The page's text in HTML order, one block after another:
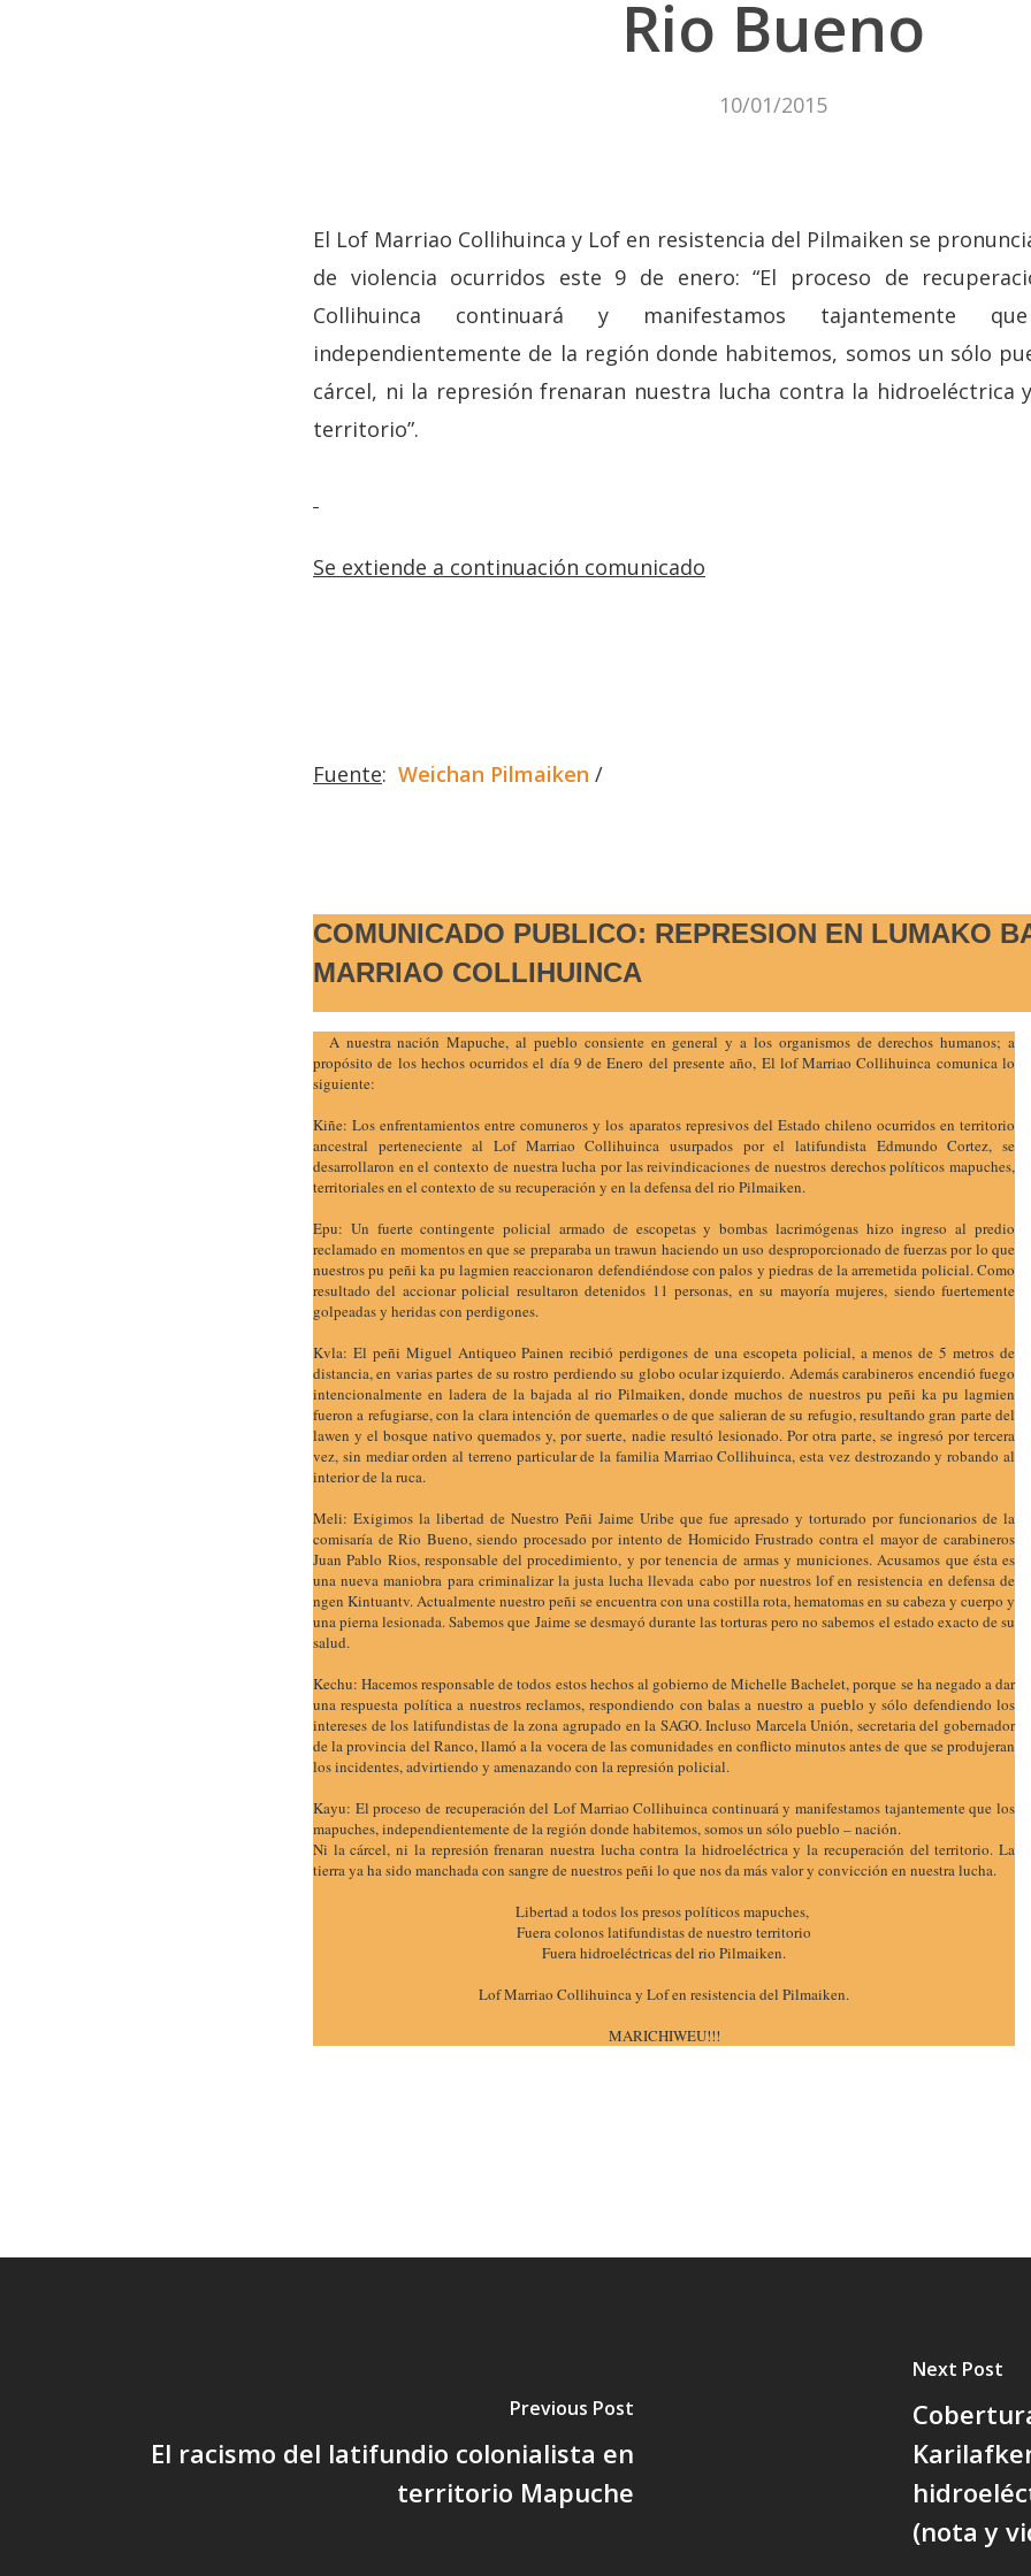
Hit enter to search or ESC to close
Rio Bueno
10/01/2015
El Lof Marriao Collihuinca y Lof en resistencia del Pilmaiken se
de violencia ocurridos este 9 de enero: “El proceso de
Collihuinca continuará y manifestamos tajantemente
independientemente de la región donde habitemos, somos un sólo
cárcel, ni la represión frenaran nuestra lucha contra la hidroeléctrica
territorio”.
Se extiende a continuación comunicado
Fuente: Weichan Pilmaiken /
COMUNICADO PUBLICO: REPRESION EN LUMAKO
MARRIAO COLLIHUINCA
A nuestra nación Mapuche, al pueblo consiente en general y a los organismos de derechos humanos; a
propósito de los hechos ocurridos el día 9 de Enero del presente año, El lof Marriao Collihuinca comunica lo
siguiente:
Kiñe: Los enfrentamientos entre comuneros y los aparatos represivos del Estado chileno ocurridos en territorio
ancestral perteneciente al Lof Marriao Collihuinca usurpados por el latifundista Edmundo Cortez, se
desarrollaron en el contexto de nuestra lucha por las reivindicaciones de nuestros derechos políticos mapuches,
territoriales en el contexto de su recuperación y en la defensa del rio Pilmaiken.
Epu: Un fuerte contingente policial armado de escopetas y bombas lacrimógenas hizo ingreso al predio
reclamado en momentos en que se preparaba un trawun haciendo un uso desproporcionado de fuerzas por lo que
nuestros pu peñi ka pu lagmien reaccionaron defendiéndose con palos y piedras de la arremetida policial. Como
resultado del accionar policial resultaron detenidos 11 personas, en su mayoría mujeres, siendo fuertemente
golpeadas y heridas con perdigones.
Kvla: El peñi Miguel Antiqueo Painen recibió perdigones de una escopeta policial, a menos de 5 metros de
distancia, en varias partes de su rostro perdiendo su globo ocular izquierdo. Además carabineros encendió fuego
intencionalmente en ladera de la bajada al rio Pilmaiken, donde muchos de nuestros pu peñi ka pu lagmien
fueron a refugiarse, con la clara intención de quemarles o de que salieran de su refugio, resultando gran parte del
lawen y el bosque nativo quemados y, por suerte, nadie resultó lesionado. Por otra parte, se ingresó por tercera
vez, sin mediar orden al terreno particular de la familia Marriao Collihuinca, esta vez destrozando y robando al
interior de la ruca.
Meli: Exigimos la libertad de Nuestro Peñi Jaime Uribe que fue apresado y torturado por funcionarios de la
comisaría de Rio Bueno, siendo procesado por intento de Homicido Frustrado contra el mayor de carabineros
Juan Pablo Rios, responsable del procedimiento, y por tenencia de armas y municiones. Acusamos que ésta es
una nueva maniobra para criminalizar la justa lucha llevada cabo por nuestros lof en resistencia en defensa de
ngen Kintuantv. Actualmente nuestro peñi se encuentra con una costilla rota, hematomas en su cabeza y cuerpo y
una pierna lesionada. Sabemos que Jaime se desmayó durante las torturas pero no sabemos el estado exacto de su
salud.
Kechu: Hacemos responsable de todos estos hechos al gobierno de Michelle Bachelet, porque se ha negado a dar
una respuesta política a nuestros reclamos, respondiendo con balas a nuestro a pueblo y sólo defendiendo los
intereses de los latifundistas de la zona agrupado en la SAGO. Incluso Marcela Unión, secretaria del gobernador
de la provincia del Ranco, llamó a la vocera de las comunidades en conflicto minutos antes de que se produjeran
los incidentes, advirtiendo y amenazando con la represión policial.
Kayu: El proceso de recuperación del Lof Marriao Collihuinca continuará y manifestamos tajantemente que los
mapuches, independientemente de la región donde habitemos, somos un sólo pueblo – nación.
Ni la cárcel, ni la represión frenaran nuestra lucha contra la hidroeléctrica y la recuperación del territorio. La
tierra ya ha sido manchada con sangre de nuestros peñi lo que nos da más valor y convicción en nuestra lucha.
Libertad a todos los presos políticos mapuches,
Fuera colonos latifundistas de nuestro territorio
Fuera hidroeléctricas del rio Pilmaiken.
Lof Marriao Collihuinca y Lof en resistencia del Pilmaiken.
MARICHIWEU!!!
Previous Post
El racismo del latifundio colonialista en
territorio Mapuche
Next Post
(nota y